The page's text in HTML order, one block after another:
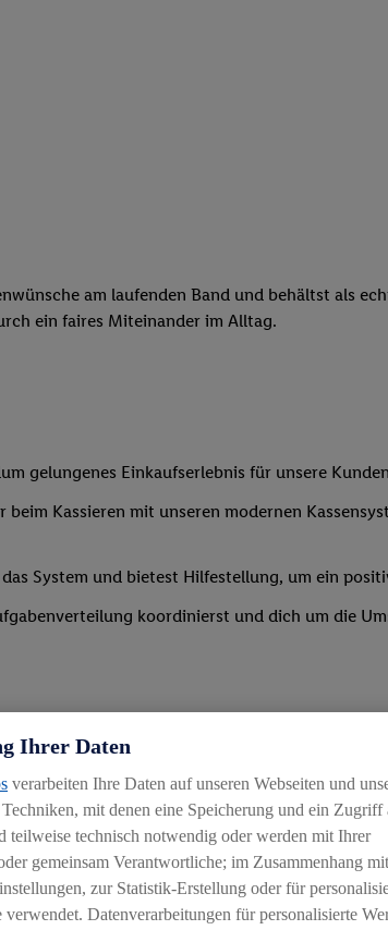
am laufenden Band und behältst als
ein faires Miteinander im Alltag.
gelungenes Einkaufserlebnis für unsere Kunden
Kassieren mit unseren modernen
System und bietest Hilfestellung, um ein
koordinierst und dich um die
Führungserfahrung z. B. in der
und zu motivieren
Ihrer Daten
verarbeiten Ihre Daten auf unseren Webseiten und
mit denen eine Speicherung und ein Zugriff
technisch notwendig oder werden mit Ihrer
gemeinsam Verantwortliche; im Zusammenhang
zur Statistik-Erstellung oder für
Datenverarbeitungen für personalisierte